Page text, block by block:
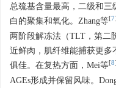
总巯基含量最高，二级和三
白的聚集和氧化。Zhang等[7]
两阶段解冻法（TLT，第二
近鲜肉，肌纤维能捕获更
俱佳。在复热方面，Mei等[8]
AGEs形成并保留风味。